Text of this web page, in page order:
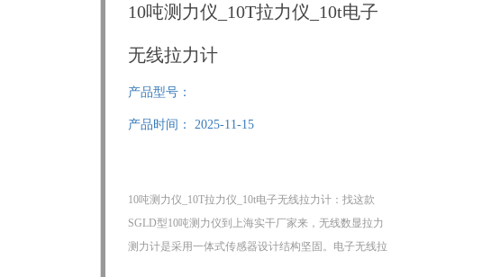
10吨测力仪_10T拉力仪_10t电子
无线拉力计
产品型号：
产品时间： 2025-11-15
10吨测力仪_10T拉力仪_10t电子无线拉力计：找这款
SGLD型10吨测力仪​到上海实干厂家来，无线数显拉力
测力计是采用一体式传感器设计结构坚固。电子无线拉